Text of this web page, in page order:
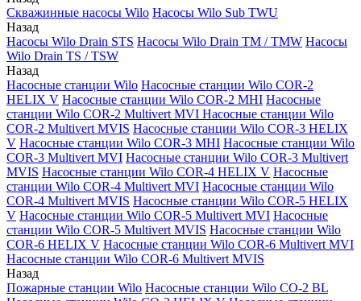
Скважинные насосы Wilo Насосы Wilo Sub TWU
Назад
Насосы Wilo Drain STS Насосы Wilo Drain TM / TMW Насосы
Wilo Drain TS / TSW
Назад
Насосные станции Wilo Насосные станции Wilo COR-2
HELIX V Насосные станции Wilo COR-2 MHI Насосные
станции Wilo COR-2 Multivert MVI Насосные станции Wilo
COR-2 Multivert MVIS Насосные станции Wilo COR-3 HELIX
V Насосные станции Wilo COR-3 MHI Насосные станции Wilo
COR-3 Multivert MVI Насосные станции Wilo COR-3 Multivert
MVIS Насосные станции Wilo COR-4 HELIX V Насосные
станции Wilo COR-4 Multivert MVI Насосные станции Wilo
COR-4 Multivert MVIS Насосные станции Wilo COR-5 HELIX
V Насосные станции Wilo COR-5 Multivert MVI Насосные
станции Wilo COR-5 Multivert MVIS Насосные станции Wilo
COR-6 HELIX V Насосные станции Wilo COR-6 Multivert MVI
Насосные станции Wilo COR-6 Multivert MVIS
Назад
Пожарные станции Wilo Насосные станции Wilo CO-2 BL